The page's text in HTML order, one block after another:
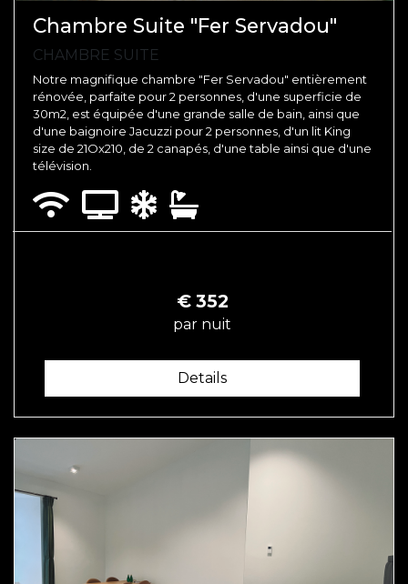
Chambre Suite "Fer Servadou"
CHAMBRE SUITE
Notre magnifique chambre "Fer Servadou" entièrement
rénovée, parfaite pour 2 personnes, d'une superficie de
30m2, est équipée d'une grande salle de bain, ainsi que
d'une baignoire Jacuzzi pour 2 personnes, d'un lit King
size de 21Ox210, de 2 canapés, d'une table ainsi que d'une
télévision.
€ 352
par nuit
Details